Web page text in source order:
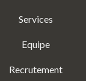
Services
Equipe
Recrutement